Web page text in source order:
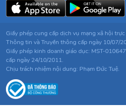
Giấy phép cung cấp dịch vụ mạng xã hội
Thông tin và Truyền thông cấp ngày 10/07/
Giấy phép kinh doanh giáo dục: MST-
cấp ngày 24/10/2011.
Chịu trách nhiệm nội dung: Phạm Đức Tuệ.